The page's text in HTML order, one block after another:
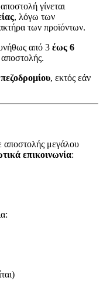
γίνεται
, λόγω των
των προϊόντων.
από 3 έως 6
, εκτός εάν
αποστολής μεγάλου
επικοινωνία: